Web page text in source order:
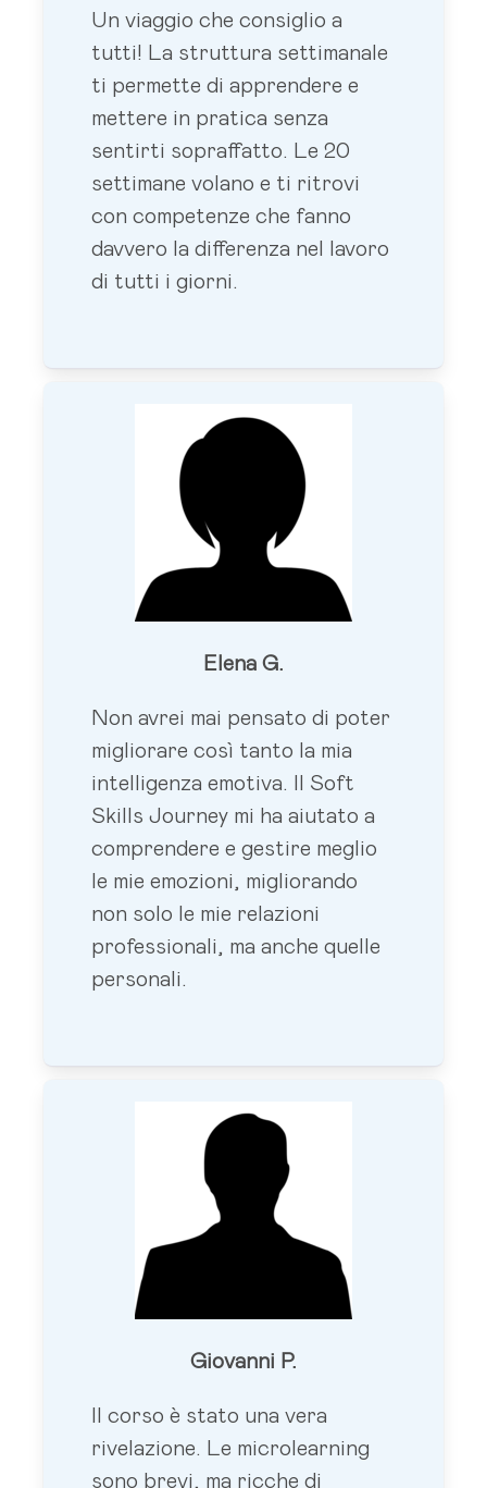
Un viaggio che consiglio a
tutti! La struttura settimanale
ti permette di apprendere e
mettere in pratica senza
sentirti sopraffatto. Le 20
settimane volano e ti ritrovi
con competenze che fanno
davvero la differenza nel lavoro
di tutti i giorni.
Elena G.
Non avrei mai pensato di poter
migliorare così tanto la mia
intelligenza emotiva. Il Soft
Skills Journey mi ha aiutato a
comprendere e gestire meglio
le mie emozioni, migliorando
non solo le mie relazioni
professionali, ma anche quelle
personali.
Giovanni P.
Il corso è stato una vera
rivelazione. Le microlearning
sono brevi, ma ricche di